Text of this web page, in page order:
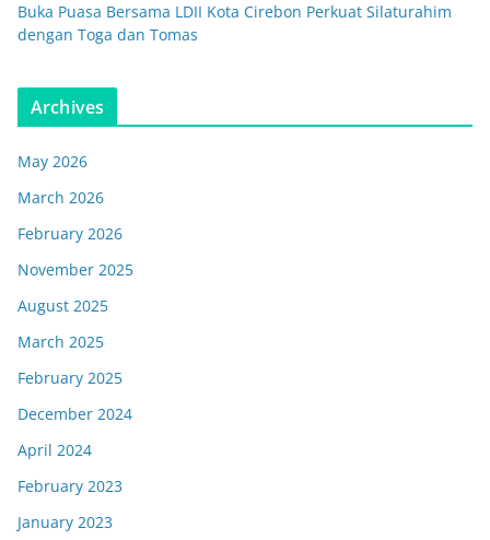
Buka Puasa Bersama LDII Kota Cirebon Perkuat Silaturahim
dengan Toga dan Tomas
Archives
May 2026
March 2026
February 2026
November 2025
August 2025
March 2025
February 2025
December 2024
April 2024
February 2023
January 2023